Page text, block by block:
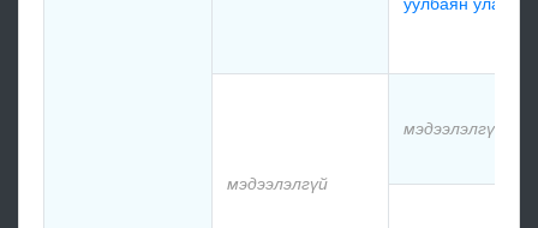
мэдээлэлгүй
мэдээлэлгүй